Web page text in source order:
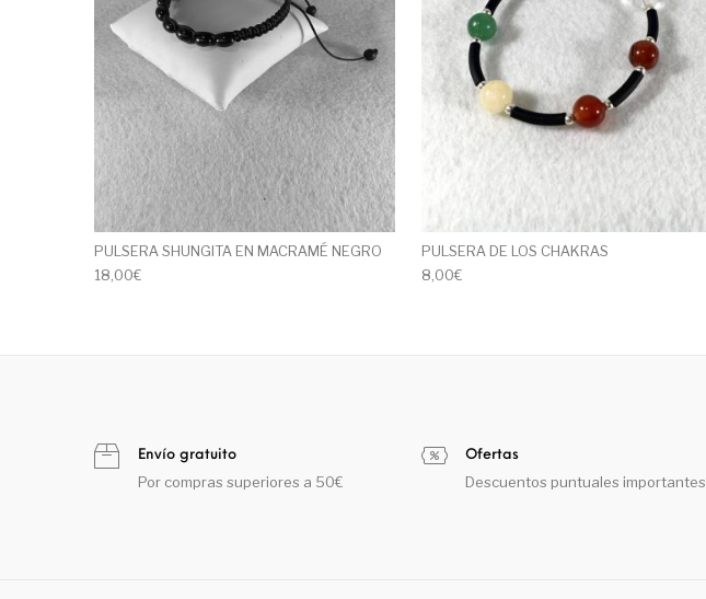
PULSERA SHUNGITA EN MACRAMÉ NEGRO
18,00€
PULSERA DE LOS CHAKRAS
8,00€
Envío gratuito
Por compras superiores a 50€
Ofertas
Descuentos puntuales importantes